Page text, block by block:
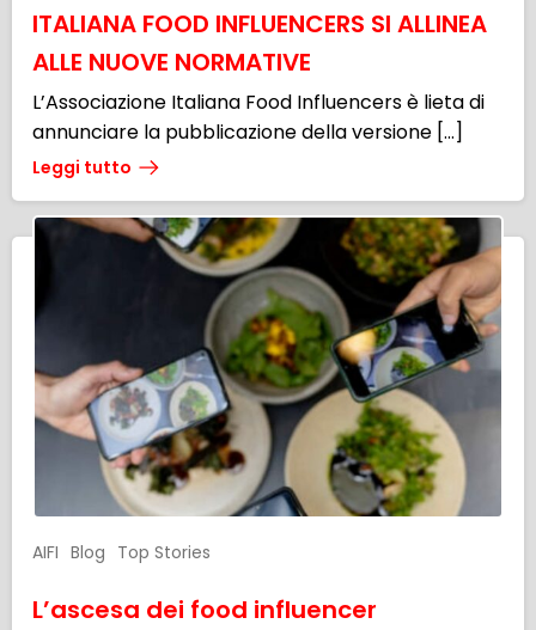
ITALIANA FOOD INFLUENCERS SI ALLINEA
ALLE NUOVE NORMATIVE
L’Associazione Italiana Food Influencers è lieta di
annunciare la pubblicazione della versione […]
Leggi tutto
AIFI Blog Top Stories
L’ascesa dei food influencer